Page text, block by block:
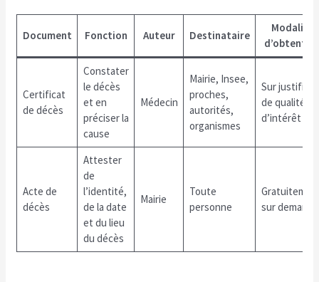
Document Fonction Auteur Destinataire
Modalité
Certificat
de décès
Constater
le décès
et en
préciser la
cause
Médecin
Mairie, Insee,
proches,
autorités,
organismes
Sur
de qualité et
d’intérêt
Acte de
décès
Attester
de
l’identité,
de la date
et du lieu
du décès
Mairie
Toute
personne
sur demande